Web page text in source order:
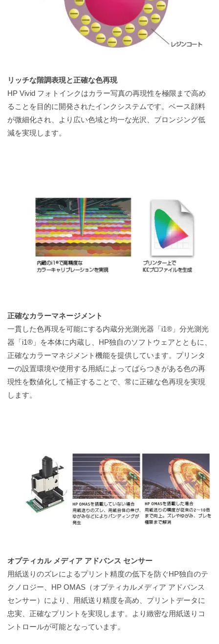
リッチな階調表現と正確な色再現
HP Vivid フォトインクはカラー写真の再現性を極限まで高め
ることを目的に開発されたインクシステムです。ベース顔料
が微細化され、より広い色域と均一な光沢、ブロンジング低
減を実現します。
正確なカラーマネージメント
一貫した色再現を可能にする内蔵分光測光器「i1®」分光測光
器「i1®」を本体に内蔵し、HP独自のソフトウェアとともに、
正確なカラーマネジメント機能を提供しています。プリンタ
ーの設置環境や使用する用紙によってばらつきがある色の再
現性を数値化して補正することで、常に正確な色再現を実現
します。
オプティカル メディア アドバンス センサー
用紙送りのズレによるプリント精度の低下を防ぐHP独自のテ
クノロジー、HP OMAS（オプティカルメディア アドバンス
センサー）により、用紙送り精度を高め、プリントデータに
忠実、正確なプリントを実現します。より緻密な用紙送りコ
ントロールが可能となっています。